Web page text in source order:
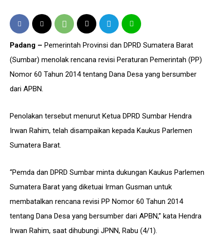
Padang – Pemerintah Provinsi dan DPRD Sumatera Barat
(Sumbar) menolak rencana revisi Peraturan Pemerintah (PP)
Nomor 60 Tahun 2014 tentang Dana Desa yang bersumber
dari APBN.
Penolakan tersebut menurut Ketua DPRD Sumbar Hendra
Irwan Rahim, telah disampaikan kepada Kaukus Parlemen
Sumatera Barat.
“Pemda dan DPRD Sumbar minta dukungan Kaukus Parlemen
Sumatera Barat yang diketuai Irman Gusman untuk
membatalkan rencana revisi PP Nomor 60 Tahun 2014
tentang Dana Desa yang bersumber dari APBN,” kata Hendra
Irwan Rahim, saat dihubungi JPNN, Rabu (4/1).